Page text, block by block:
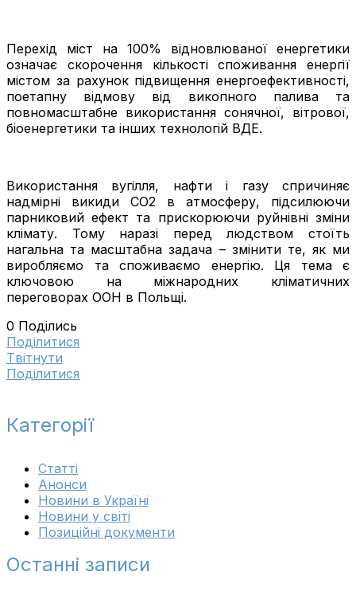
Перехід міст на 100% відновлюваної енергетики
означає скорочення кількості споживання енергії
містом за рахунок підвищення енергоефективності,
поетапну відмову від викопного палива та
повномасштабне використання сонячної, вітрової,
біоенергетики та інших технологій ВДЕ.
Використання вугілля, нафти і газу спричиняє
надмірні викиди СО2 в атмосферу, підсилюючи
парниковий ефект та прискорюючи руйнівні зміни
клімату. Тому наразі перед людством стоїть
нагальна та масштабна задача – змінити те, як ми
виробляємо та споживаємо енергію. Ця тема є
ключовою на міжнародних кліматичних
переговорах ООН в Польщі.
0 Поділись
Поділитися
Tвітнути
Поділитися
Категорії
Cтатті
Анонси
Новини в Україні
Новини у світі
Позиційні документи
Останні записи